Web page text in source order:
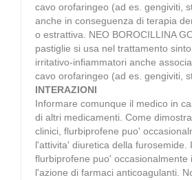
cavo orofaringeo (ad es. gengiviti,
anche in conseguenza di terapia
o estrattiva. NEO BOROCILLINA
pastiglie si usa nel trattamento
irritativo-infiammatori anche
cavo orofaringeo (ad es. gengiviti,
INTERAZIONI
Informare comunque il medico in
di altri medicamenti. Come
clinici, flurbiprofene puo'
l'attivita' diuretica della furosemide.
flurbiprofene puo' occasionalmente
l'azione di farmaci anticoagulanti.